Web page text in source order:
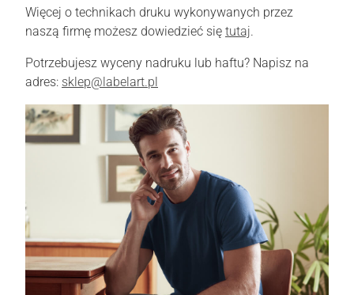
Więcej o technikach druku wykonywanych przez
naszą firmę możesz dowiedzieć się tutaj.
Potrzebujesz wyceny nadruku lub haftu? Napisz na
adres: sklep@labelart.pl